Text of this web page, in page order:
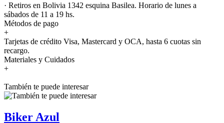
· Retiros en Bolivia 1342 esquina Basilea. Horario de lunes a
sábados de 11 a 19 hs.
Métodos de pago
+
Tarjetas de crédito Visa, Mastercard y OCA, hasta 6 cuotas sin
recargo.
Materiales y Cuidados
+
También te puede interesar
Biker Azul